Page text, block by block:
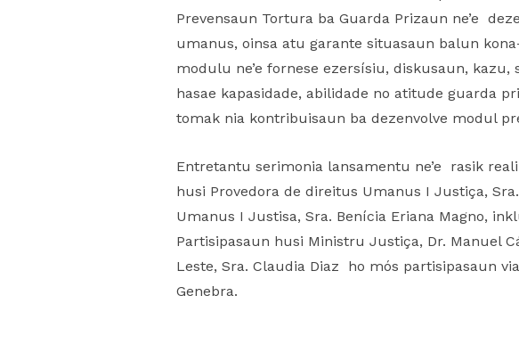
Prevensaun Tortura ba Guarda Prizaun ne’e
umanus, oinsa atu garante situasaun balun
modulu ne’e fornese ezersísiu, diskusaun,
hasae kapasidade, abilidade no atitude guarda
tomak nia kontribuisaun ba dezenvolve modul
Entretantu serimonia lansamentu ne’e rasik
husi Provedora de direitus Umanus I Justiça,
Umanus I Justisa, Sra. Benícia Eriana Magno,
Partisipasaun husi Ministru Justiça, Dr. Manuel
Leste, Sra. Claudia Diaz ho mós partisipasaun
Genebra.